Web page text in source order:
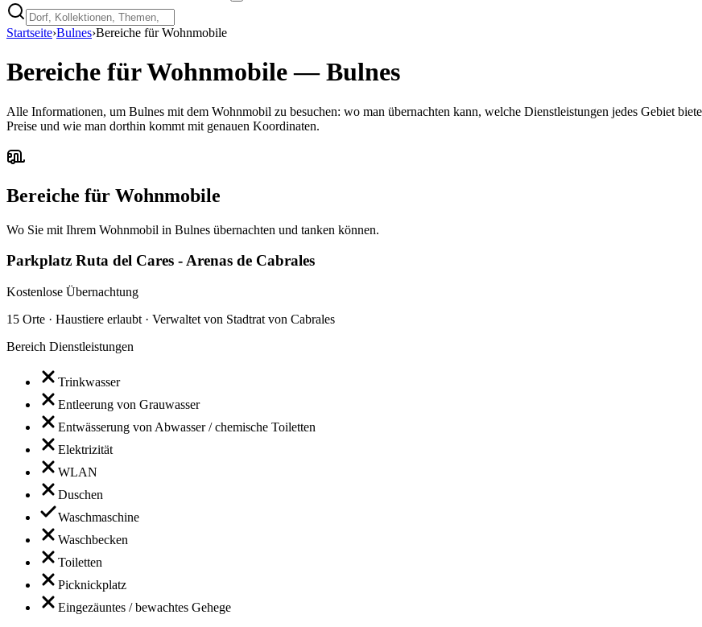
Startseite›Bulnes›Bereiche für Wohnmobile
Bereiche für Wohnmobile—Bulnes
Alle Informationen, um Bulnes mit dem Wohnmobil zu besuchen: wo man übernachten kann, welche Dienstleistungen jedes Gebiet
Preise und wie man dorthin kommt mit genauen Koordinaten.
Bereiche für Wohnmobile
Wo Sie mit Ihrem Wohnmobil in Bulnes übernachten und tanken können.
Parkplatz Ruta del Cares - Arenas de Cabrales
Kostenlose Übernachtung
15 Orte · Haustiere erlaubt · Verwaltet von Stadtrat von Cabrales
Bereich Dienstleistungen
Trinkwasser
Entleerung von Grauwasser
Entwässerung von Abwasser / chemische Toiletten
Elektrizität
WLAN
Duschen
Waschmaschine
Waschbecken
Toiletten
Picknickplatz
Eingezäuntes / bewachtes Gehege